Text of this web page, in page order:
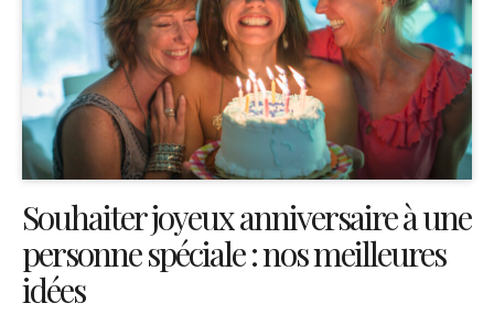
Souhaiter joyeux anniversaire à une
personne spéciale : nos meilleures
idées